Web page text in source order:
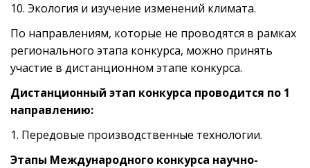
10. Экология и изучение изменений климата.
По направлениям, которые не проводятся в рамках
регионального этапа конкурса, можно принять
участие в дистанционном этапе конкурса.
Дистанционный этап конкурса проводится по 1
направлению:
1. Передовые производственные технологии.
Этапы Международного конкурса научно-